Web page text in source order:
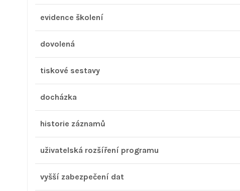
evidence školení
dovolená
tiskové sestavy
docházka
historie záznamů
uživatelská rozšíření programu
vyšší zabezpečení dat